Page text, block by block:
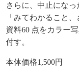
さらに、中止にな
「みてわかること
資料60 点をカラー
付す。
本体価格1,500円